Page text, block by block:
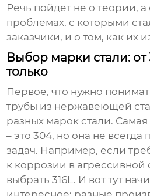
Речь пойдет не о теории,
проблемах, с которыми
заказчики, и о том, как их
Выбор марки стали: от
только
Первое, что нужно
трубы из нержавеющей
разных марок стали.
– это 304, но она не всегда
задач. Например, если
к коррозии в агрессивной
выбрать 316L. И вот тут